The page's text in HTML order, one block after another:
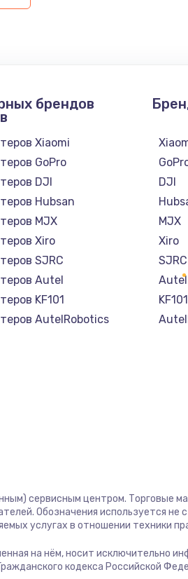
брендов
Xiaomi
GoPro
DJI
Hubsan
MJX
Xiro
SJRC
Autel
KF101
AutelRobotics
DJI
MJX
Xiro
SJRC
Autel
KF101
сервисным центром. Торговые
Обозначения используется
услугах в отношении техники
на нём, носит исключительно
кодекса Российской